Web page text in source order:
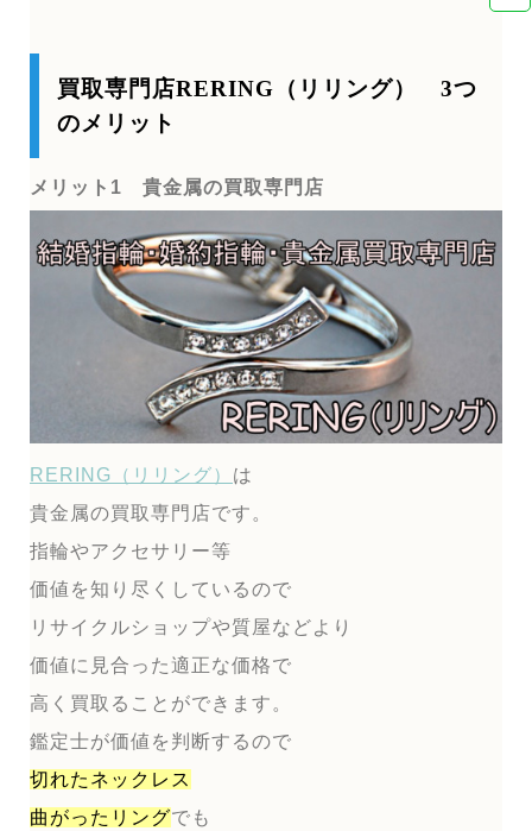
買取専門店RERING（リリング） 3つ
のメリット
メリット1 貴金属の買取専門店
RERING（リリング） は
貴金属の買取専門店です。
指輪やアクセサリー等
価値を知り尽くしているので
リサイクルショップや質屋などより
価値に見合った適正な価格で
高く買取ることができます。
鑑定士が価値を判断するので
切れたネックレス
曲がったリングでも